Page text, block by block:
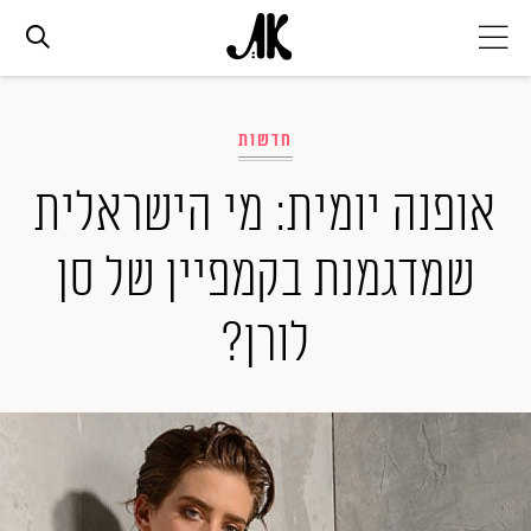
אופנה
ביוטי
סלבס
ערוצים נוספים
המגזין
חדשות
אופנה יומית: מי הישראלית
שמדגמנת בקמפיין של סן
לורן?